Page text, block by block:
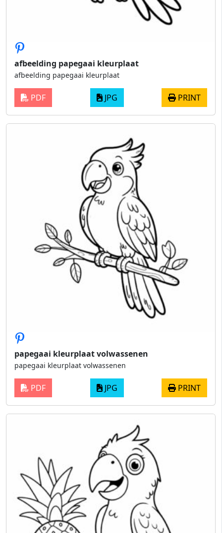
afbeelding papegaai kleurplaat
afbeelding papegaai kleurplaat
PDF JPG PRINT
papegaai kleurplaat volwassenen
papegaai kleurplaat volwassenen
PDF JPG PRINT